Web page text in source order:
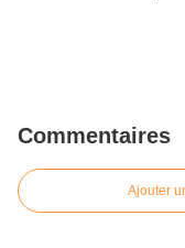
Commentaires
Ajouter